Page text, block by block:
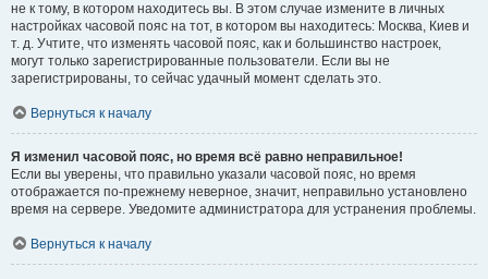
не к тому, в котором находитесь вы. В этом случае измените в личных
настройках часовой пояс на тот, в котором вы находитесь: Москва, Киев и
т. д. Учтите, что изменять часовой пояс, как и большинство настроек,
могут только зарегистрированные пользователи. Если вы не
зарегистрированы, то сейчас удачный момент сделать это.
Вернуться к началу
Я изменил часовой пояс, но время всё равно неправильное!
Если вы уверены, что правильно указали часовой пояс, но время
отображается по-прежнему неверное, значит, неправильно установлено
время на сервере. Уведомите администратора для устранения проблемы.
Вернуться к началу